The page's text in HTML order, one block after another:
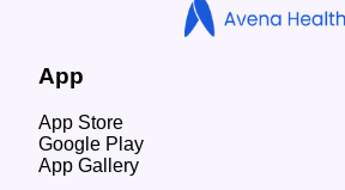
App
App Store
Google Play
App Gallery